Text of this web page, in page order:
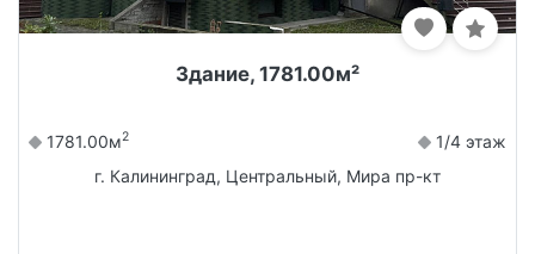
Здание, 1781.00м²
1781.00м2
1/4 этаж
г. Калининград, Центральный, Мира пр-кт